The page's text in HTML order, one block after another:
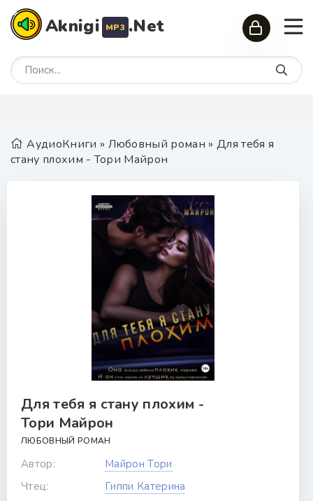
Aknigi MP3 .Net
АудиоКниги » Любовный роман » Для тебя я
стану плохим - Тори Майрон
Для тебя я стану плохим -
Тори Майрон
ЛЮБОВНЫЙ РОМАН
Автор:
Майрон Тори
Чтец:
Гиппи Катерина